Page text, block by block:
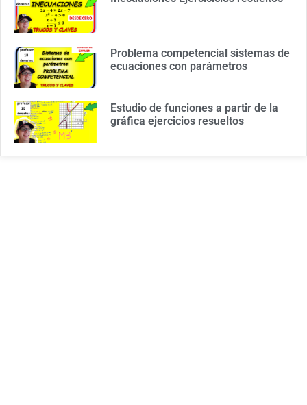
Problema competencial sistemas de
ecuaciones con parámetros
Estudio de funciones a partir de la
gráfica ejercicios resueltos